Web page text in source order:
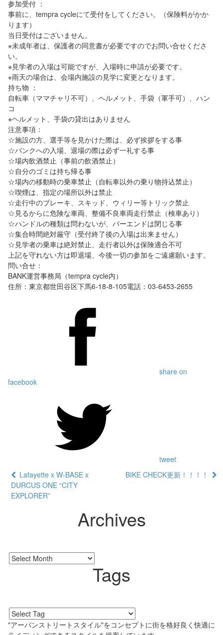
参加受付 ：
事前に、tempra cycleにて受付をしてください。（保険料がかか
ります）
当日受付はございません。
※未成年者は、保護者の同意書が必要ですのでお問い合せくださ
い。
※見学者の入場は可能ですが、入場時に申請が必要です。
※雨天の場合は、会場内施設の見学に変更となります。
持ち物 ：
自転車（ママチャリ不可）、ヘルメット、手袋（軍手可）、ハン
コ
※ヘルメット、手袋の貸出はありません
注意事項：
☆施設の方、選手等を見かけた際は、必ず挨拶をする事
☆バンクへの入場、退場の際は必ず一礼する事
☆場内飲酒禁止（事前の飲酒禁止）
☆自分のゴミは持ち帰る事
☆場内の移動時の乗車禁止（自転車以外の乗り物持込禁止）
☆喫煙は、指定の場所以外は禁止
☆走行中のブレーキ、スキッド、ウィリー等トリック禁止
☆見るからに危険な車両、整備不良車両走行禁止（検車あり）
☆ハンドルの種類は問わないが、バーエンドは閉じる事
☆集合時間絶対厳守（受付終了後の入場は出来ません）
☆見学者の乗車は絶対禁止、走行者以外は保険適合不可
上記を守れない方は即退場、今後一切の参加をご遠慮願います。
問い合せ：
BANK運営事務局（tempra cycle内）
住所：東京都世田谷区下馬6-18-8-105電話：03-6453-2655
share on
facebook
tweet
Lafayette x W-BASE x
DURCUS ONE “CITY
EXPLORER”
BIKE CHECK更新！！！！
Archives
Tags
"アーバンストリートスタイル"をコンセプトに街を格好良く快適に